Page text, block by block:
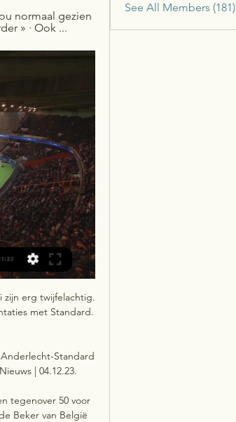
normaal gezien
» · Ook ...
zijn erg twijfelachtig.
met Standard.
Standard
| 04.12.23.
tegenover 50 voor
Beker van België
See All Members (181)